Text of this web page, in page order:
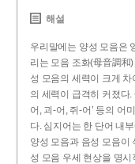
해설
우리말에는 양성 모음은
리는 모음 조화(母音調和
성 모음의 세력이 크게
의 세력이 급격히 커졌다.
어, 괴-어, 쥐-어’ 등의 어
다. 심지어는 한 단어 내
양성 모음과 음성 모음이
성 모음 우세 현상을 명